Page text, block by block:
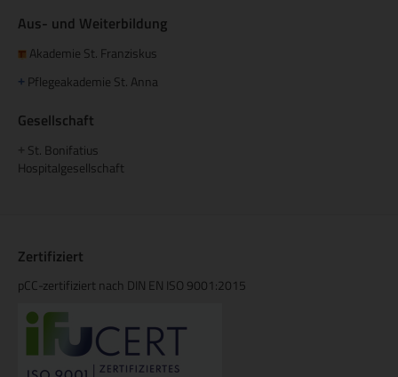
Aus- und Weiterbildung
Akademie St. Franziskus
+ Pflegeakademie St. Anna
Gesellschaft
St. Bonifatius
Hospitalgesellschaft
Zertifiziert
pCC-zertifiziert nach DIN EN ISO 9001:2015